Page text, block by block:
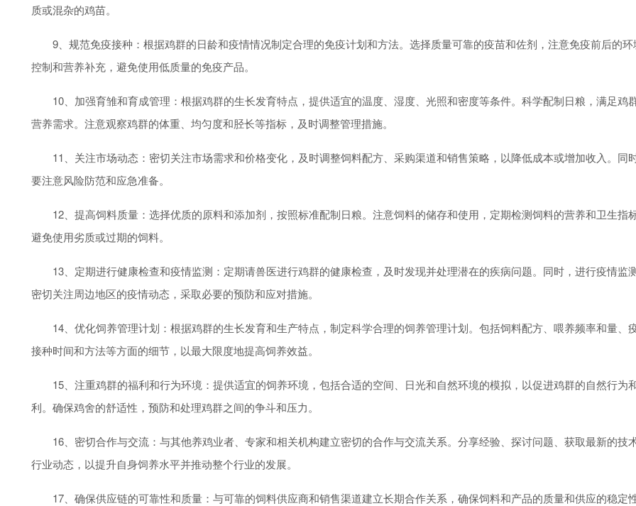
质或混杂的鸡苗。
9、规范免疫接种：根据鸡群的日龄和疫情情况制定合理的免疫计划和方法。选择质量可靠的疫苗和佐剂，注意免疫前后的环
控制和营养补充，避免使用低质量的免疫产品。
10、加强育雏和育成管理：根据鸡群的生长发育特点，提供适宜的温度、湿度、光照和密度等条件。科学配制日粮，满足鸡
营养需求。注意观察鸡群的体重、均匀度和胫长等指标，及时调整管理措施。
11、关注市场动态：密切关注市场需求和价格变化，及时调整饲料配方、采购渠道和销售策略，以降低成本或增加收入。同
要注意风险防范和应急准备。
12、提高饲料质量：选择优质的原料和添加剂，按照标准配制日粮。注意饲料的储存和使用，定期检测饲料的营养和卫生指
避免使用劣质或过期的饲料。
13、定期进行健康检查和疫情监测：定期请兽医进行鸡群的健康检查，及时发现并处理潜在的疾病问题。同时，进行疫情监
密切关注周边地区的疫情动态，采取必要的预防和应对措施。
14、优化饲养管理计划：根据鸡群的生长发育和生产特点，制定科学合理的饲养管理计划。包括饲料配方、喂养频率和量、
接种时间和方法等方面的细节，以最大限度地提高饲养效益。
15、注重鸡群的福利和行为环境：提供适宜的饲养环境，包括合适的空间、日光和自然环境的模拟，以促进鸡群的自然行为
利。确保鸡舍的舒适性，预防和处理鸡群之间的争斗和压力。
16、密切合作与交流：与其他养鸡业者、专家和相关机构建立密切的合作与交流关系。分享经验、探讨问题、获取最新的技
行业动态，以提升自身饲养水平并推动整个行业的发展。
17、确保供应链的可靠性和质量：与可靠的饲料供应商和销售渠道建立长期合作关系，确保饲料和产品的质量和供应的稳定性